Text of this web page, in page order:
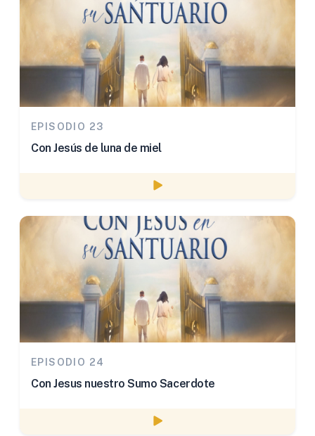
EPISODIO 23
Con Jesús de luna de miel
Watch episode
EPISODIO 24
Con Jesus nuestro Sumo Sacerdote
Watch episode